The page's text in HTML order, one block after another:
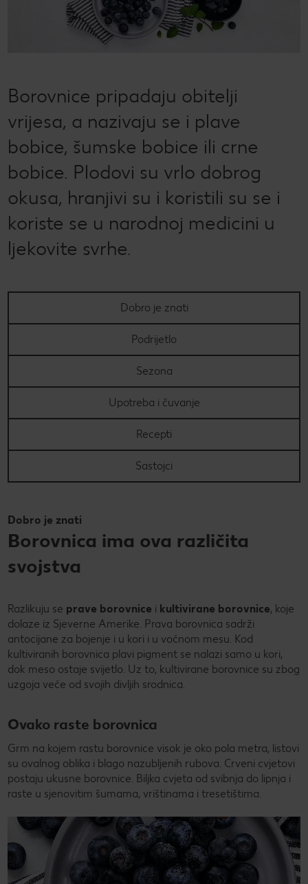
Kaufland Card i P&G te nagrađuju!
CHECK IT OUT
LIVARNO CHECK IT OUT
ESMARA CHECK IT OUT
PARKSIDE
Uvijek svježe - samo za tebe!
Ugovorena proizvodnja
Želiš najbolju kupnju? Dobiješ je kod nas!
Broj 1 za kupnju na jednom mjestu
Super Sommer (DE)
Super estate (IT)
Super lato (PL)
Super poletje (SLO)
Kupuj sa stilom!
Kolach
Peci s Ivanom: Otkrij recepte i trikove poznate hrvatske
Kulinarski užici
Borovnice pripadaju obitelji
vrijesa, a nazivaju se i plave
bobice, šumske bobice ili crne
bobice. Plodovi su vrlo dobrog
okusa, hranjivi su i koristili su se i
koriste se u narodnoj medicini u
ljekovite svrhe.
Dobro je znati
Podrijetlo
Sezona
Upotreba i čuvanje
Recepti
Sastojci
Dobro je znati
Borovnica ima ova različita
svojstva
Razlikuju se prave borovnice i kultivirane borovnice, koje
dolaze iz Sjeverne Amerike. Prava borovnica sadrži
antocijane za bojenje i u kori i u voćnom mesu. Kod
kultiviranih borovnica plavi pigment se nalazi samo u kori,
dok meso ostaje svijetlo. Uz to, kultivirane borovnice su zbog
uzgoja veće od svojih divljih srodnica.
Ovako raste borovnica
Grm na kojem rastu borovnice visok je oko pola metra, listovi
su ovalnog oblika i blago nazubljenih rubova. Crveni cvjetovi
postaju ukusne borovnice. Biljka cvjeta od svibnja do lipnja i
raste u sjenovitim šumama, vrištinama i tresetištima.